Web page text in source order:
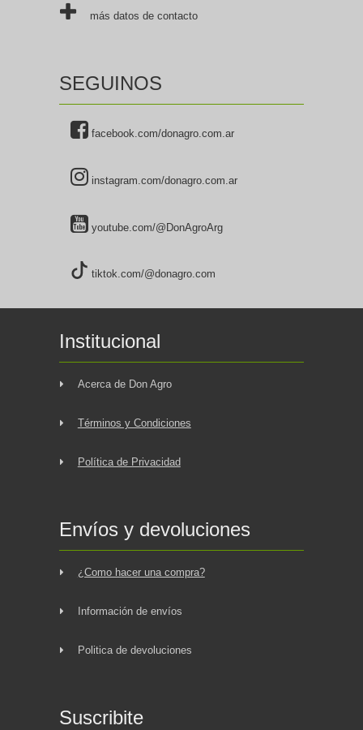
más datos de contacto
SEGUINOS
facebook.com/donagro.com.ar
instagram.com/donagro.com.ar
youtube.com/@DonAgroArg
tiktok.com/@donagro.com
Institucional
Acerca de Don Agro
Términos y Condiciones
Política de Privacidad
Envíos y devoluciones
¿Como hacer una compra?
Información de envíos
Politica de devoluciones
Suscribite